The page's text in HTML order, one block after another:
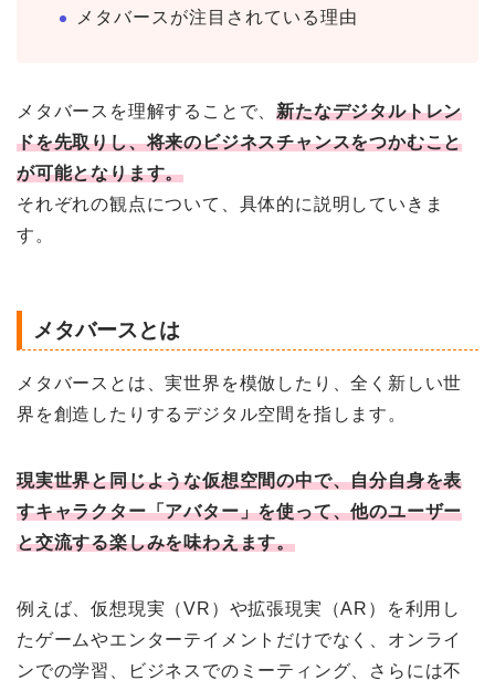
メタバースが注目されている理由
メタバースを理解することで、新たなデジタルトレン
ドを先取りし、将来のビジネスチャンスをつかむこと
が可能となります。
それぞれの観点について、具体的に説明していきま
す。
メタバースとは
メタバースとは、実世界を模倣したり、全く新しい世
界を創造したりするデジタル空間を指します。
現実世界と同じような仮想空間の中で、自分自身を表
すキャラクター「アバター」を使って、他のユーザー
と交流する楽しみを味わえます。
例えば、仮想現実（VR）や拡張現実（AR）を利用し
たゲームやエンターテイメントだけでなく、オンライ
ンでの学習、ビジネスでのミーティング、さらには不